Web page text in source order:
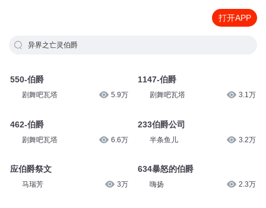
打开APP
异界之亡灵伯爵
550-伯爵
剧舞吧瓦塔 5.9万
462-伯爵
剧舞吧瓦塔 6.6万
应伯爵祭文
马瑞芳 3万
1147-伯爵
剧舞吧瓦塔 3.1万
233伯爵公司
半条鱼儿 3.2万
634暴怒的伯爵
嗨扬 2.3万